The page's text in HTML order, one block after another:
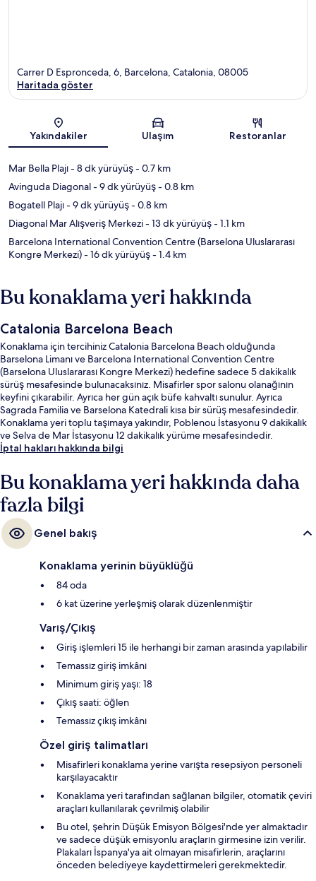
Harita
Carrer D Espronceda, 6, Barcelona, Catalonia, 08005
Haritada göster
Yakındakiler Ulaşım Restoranlar
Mar Bella Plajı- 8 dk yürüyüş- 0.7 km
Avinguda Diagonal- 9 dk yürüyüş- 0.8 km
Bogatell Plajı- 9 dk yürüyüş- 0.8 km
Diagonal Mar Alışveriş Merkezi- 13 dk yürüyüş- 1.1 km
Barcelona International Convention Centre (Barselona Uluslararası
Kongre Merkezi)- 16 dk yürüyüş- 1.4 km
Bu konaklama yeri hakkında
Catalonia Barcelona Beach
Konaklama için tercihiniz Catalonia Barcelona Beach olduğunda
Barselona Limanı ve Barcelona International Convention Centre
(Barselona Uluslararası Kongre Merkezi) hedefine sadece 5 dakikalık
sürüş mesafesinde bulunacaksınız. Misafirler spor salonu olanağının
keyfini çıkarabilir. Ayrıca her gün açık büfe kahvaltı sunulur. Ayrıca
Sagrada Familia ve Barselona Katedrali kısa bir sürüş mesafesindedir.
Konaklama yeri toplu taşımaya yakındır, Poblenou İstasyonu 9 dakikalık
ve Selva de Mar İstasyonu 12 dakikalık yürüme mesafesindedir.
İptal hakları hakkında bilgi
Bu konaklama yeri hakkında daha
fazla bilgi
Genel bakış
Konaklama yerinin büyüklüğü
84 oda
6 kat üzerine yerleşmiş olarak düzenlenmiştir
Varış/Çıkış
Giriş işlemleri 15 ile herhangi bir zaman arasında yapılabilir
Temassız giriş imkânı
Minimum giriş yaşı: 18
Çıkış saati: öğlen
Temassız çıkış imkânı
Özel giriş talimatları
Misafirleri konaklama yerine varışta resepsiyon personeli
karşılayacaktır
Konaklama yeri tarafından sağlanan bilgiler, otomatik çeviri
araçları kullanılarak çevrilmiş olabilir
Bu otel, şehrin Düşük Emisyon Bölgesi'nde yer almaktadır
ve sadece düşük emisyonlu araçların girmesine izin verilir.
Plakaları İspanya'ya ait olmayan misafirlerin, araçlarını
önceden belediyeye kaydettirmeleri gerekmektedir.